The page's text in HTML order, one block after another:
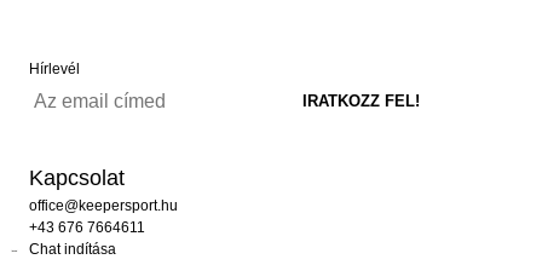
Hírlevél
Kapcsolat
office@keepersport.hu
+43 676 7664611
Chat indítása